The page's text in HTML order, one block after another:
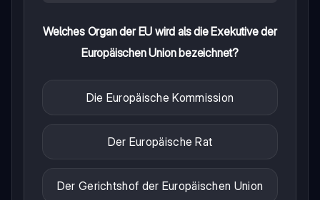
Welches Organ der EU wird als die Exekutive der
Europäischen Union bezeichnet?
Die Europäische Kommission
Der Europäische Rat
Der Gerichtshof der Europäischen Union